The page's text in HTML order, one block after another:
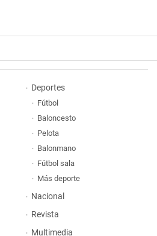
Deportes
Fútbol
Baloncesto
Pelota
Balonmano
Fútbol sala
Más deporte
Nacional
Revista
Multimedia